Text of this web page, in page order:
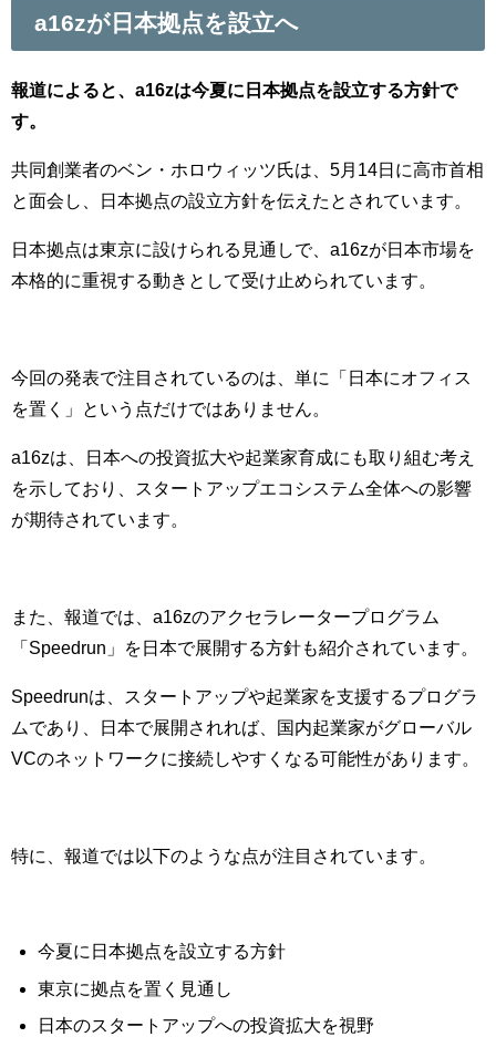
a16zが日本拠点を設立へ
報道によると、a16zは今夏に日本拠点を設立する方針で
す。
共同創業者のベン・ホロウィッツ氏は、5月14日に高市首相
と面会し、日本拠点の設立方針を伝えたとされています。
日本拠点は東京に設けられる見通しで、a16zが日本市場を
本格的に重視する動きとして受け止められています。
今回の発表で注目されているのは、単に「日本にオフィス
を置く」という点だけではありません。
a16zは、日本への投資拡大や起業家育成にも取り組む考え
を示しており、スタートアップエコシステム全体への影響
が期待されています。
また、報道では、a16zのアクセラレータープログラム
「Speedrun」を日本で展開する方針も紹介されています。
Speedrunは、スタートアップや起業家を支援するプログラ
ムであり、日本で展開されれば、国内起業家がグローバル
VCのネットワークに接続しやすくなる可能性があります。
特に、報道では以下のような点が注目されています。
今夏に日本拠点を設立する方針
東京に拠点を置く見通し
日本のスタートアップへの投資拡大を視野